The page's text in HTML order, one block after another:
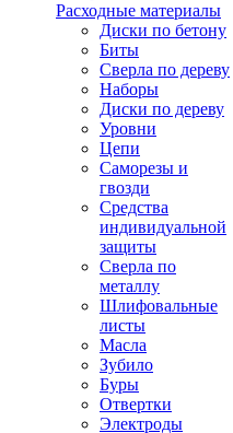
Расходные материалы
Диски по бетону
Биты
Сверла по дереву
Наборы
Диски по дереву
Уровни
Цепи
Саморезы и
гвозди
Средства
индивидуальной
защиты
Сверла по
металлу
Шлифовальные
листы
Масла
Зубило
Буры
Отвертки
Электроды